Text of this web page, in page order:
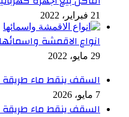
21 فبراير، 2022
انواع الاقمشة
29 مايو، 2022
السقف ينقط ماء طريقة
7 مايو، 2026
السقف ينقط ماء طريقة